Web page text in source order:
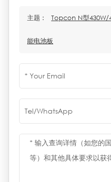
主题 : Topcon N型430W/
能电池板